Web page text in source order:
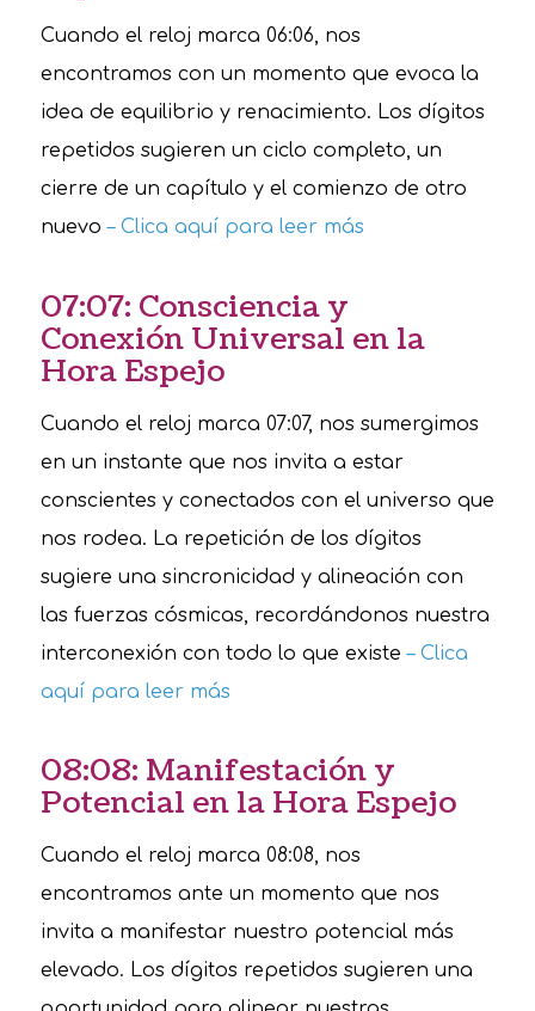
Cuando el reloj marca 06:06, nos
encontramos con un momento que evoca la
idea de equilibrio y renacimiento. Los dígitos
repetidos sugieren un ciclo completo, un
cierre de un capítulo y el comienzo de otro
nuevo– Clica aquí para leer más
07:07: Consciencia y
Conexión Universal en la
Hora Espejo
Cuando el reloj marca 07:07, nos sumergimos
en un instante que nos invita a estar
conscientes y conectados con el universo que
nos rodea. La repetición de los dígitos
sugiere una sincronicidad y alineación con
las fuerzas cósmicas, recordándonos nuestra
interconexión con todo lo que existe– Clica
aquí para leer más
08:08: Manifestación y
Potencial en la Hora Espejo
Cuando el reloj marca 08:08, nos
encontramos ante un momento que nos
invita a manifestar nuestro potencial más
elevado. Los dígitos repetidos sugieren una